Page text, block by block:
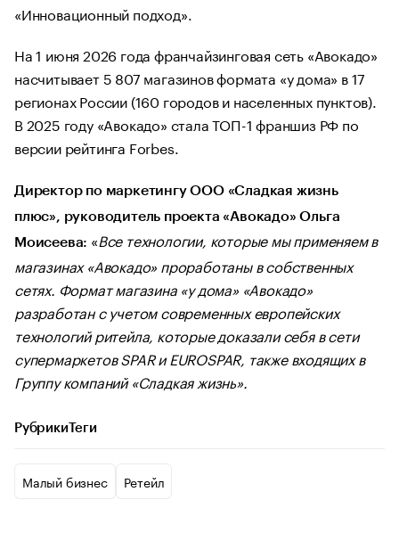
«Инновационный подход».
На 1 июня 2026 года франчайзинговая сеть «Авокадо»
насчитывает 5 807 магазинов формата «у дома» в 17
регионах России (160 городов и населенных пунктов).
В 2025 году «Авокадо» стала ТОП-1 франшиз РФ по
версии рейтинга Forbes.
Директор по маркетингу ООО «Сладкая жизнь
плюс», руководитель проекта «Авокадо» Ольга
Моисеева: «Все технологии, которые мы применяем в
магазинах «Авокадо» проработаны в собственных
сетях. Формат магазина «у дома» «Авокадо»
разработан с учетом современных европейских
технологий ритейла, которые доказали себя в сети
супермаркетов SPAR и EUROSPAR, также входящих в
Группу компаний «Сладкая жизнь».
Рубрики Теги
Малый бизнес Ретейл